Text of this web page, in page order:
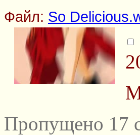
Файл: So
Пропущено 17